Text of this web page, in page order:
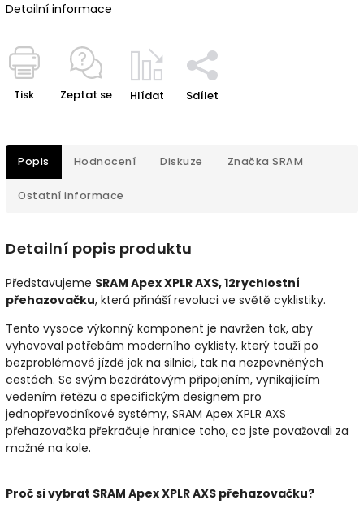
Detailní informace
Tisk Zeptat se Hlídat Sdílet
Popis Hodnocení Diskuze Značka SRAM
Ostatní informace
Detailní popis produktu
Představujeme SRAM Apex XPLR AXS, 12rychlostní
přehazovačku, která přináší revoluci ve světě cyklistiky.
Tento vysoce výkonný komponent je navržen tak, aby
vyhovoval potřebám moderního cyklisty, který touží po
bezproblémové jízdě jak na silnici, tak na nezpevněných
cestách. Se svým bezdrátovým připojením, vynikajícím
vedením řetězu a specifickým designem pro
jednopřevodníkové systémy, SRAM Apex XPLR AXS
přehazovačka překračuje hranice toho, co jste považovali za
možné na kole.
Proč si vybrat SRAM Apex XPLR AXS přehazovačku?